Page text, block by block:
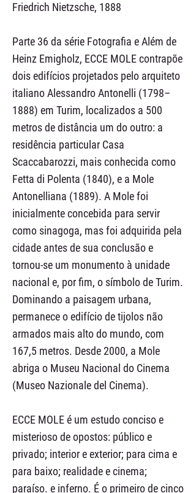
Friedrich Nietzsche, 1888
Parte 36 da série Fotografia e Além de
Heinz Emigholz, ECCE MOLE contrapõe
dois edifícios projetados pelo arquiteto
italiano Alessandro Antonelli (1798–
1888) em Turim, localizados a 500
metros de distância um do outro: a
residência particular Casa
Scaccabarozzi, mais conhecida como
Fetta di Polenta (1840), e a Mole
Antonelliana (1889). A Mole foi
inicialmente concebida para servir
como sinagoga, mas foi adquirida pela
cidade antes de sua conclusão e
tornou-se um monumento à unidade
nacional e, por fim, o símbolo de Turim.
Dominando a paisagem urbana,
permanece o edifício de tijolos não
armados mais alto do mundo, com
167,5 metros. Desde 2000, a Mole
abriga o Museu Nacional do Cinema
(Museo Nazionale del Cinema).
ECCE MOLE é um estudo conciso e
misterioso de opostos: público e
privado; interior e exterior; para cima e
para baixo; realidade e cinema;
paraíso. e inferno. É o primeiro de cinco